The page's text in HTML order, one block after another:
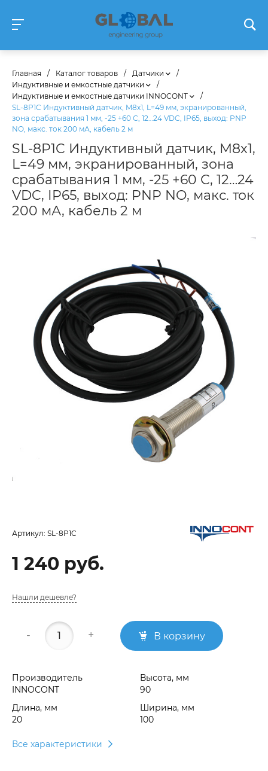
Главная / Каталог товаров / Датчики
/
Индуктивные и емкостные датчики
/
Индуктивные и емкостные датчики INNOCONT
/
SL-8P1C Индуктивный датчик, M8х1, L=49 мм, экранированный,
зона срабатывания 1 мм, -25 +60 С, 12…24 VDC, IP65, выход: PNP
NO, макс. ток 200 мА, кабель 2 м
SL-8P1C Индуктивный датчик, M8х1,
L=49 мм, экранированный, зона
срабатывания 1 мм, -25 +60 С, 12…24
VDC, IP65, выход: PNP NO, макс. ток
200 мА, кабель 2 м
Артикул: SL-8P1C
1 240 руб.
Нашли дешевле?
- + В корзину
Производитель
INNOCONT
Высота, мм
90
Длина, мм
20
Ширина, мм
100
Все характеристики